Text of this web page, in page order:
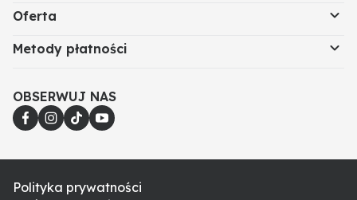
Oferta
Metody płatności
OBSERWUJ NAS
Polityka prywatności